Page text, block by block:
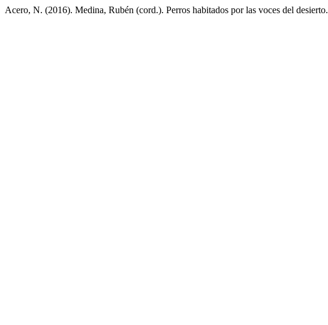
Acero, N. (2016). Medina, Rubén (cord.). Perros habitados por las voces del desierto.